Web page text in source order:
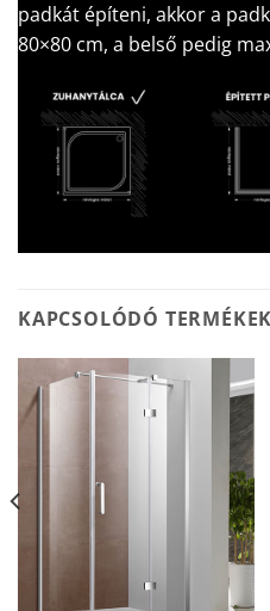
padkát építeni, akkor a
80×80 cm, a belső pedig
KAPCSOLÓDÓ TERMÉKEK